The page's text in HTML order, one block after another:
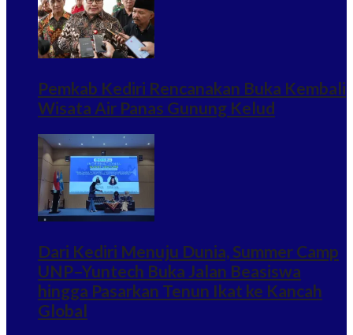
Pemkab Kediri Rencanakan Buka Kembali
Wisata Air Panas Gunung Kelud
Dari Kediri Menuju Dunia, Summer Camp
UNP–Yuntech Buka Jalan Beasiswa
hingga Pasarkan Tenun Ikat ke Kancah
Global